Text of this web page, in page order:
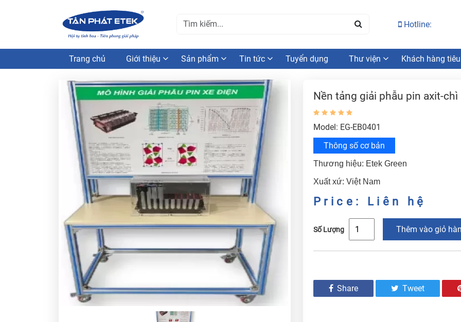
Hotline:
Trang chủ Giới thiệu Sản phẩm Tin tức Tuyển dụng Thư viện Khách hàng
Nền tảng giải phẫu pin axit-chì
Model: EG-EB0401
Thông số cơ bản
Thương hiệu: Etek Green
Xuất xứ: Việt Nam
Price: Liên hệ
Số Lượng Thêm vào giỏ
Share Tweet